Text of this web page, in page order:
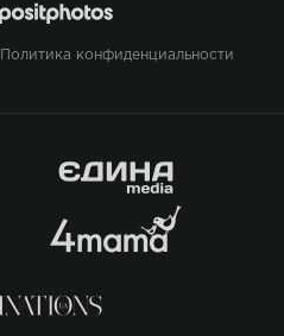
Политика конфиденциальности